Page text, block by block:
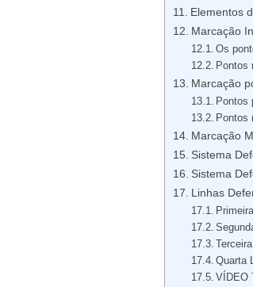
Elementos
Marcação
Os
Pontos
Marcação
Pontos
Pontos
Marcação
Sistema
Sistema
Linhas
Quarta
VÍDEO